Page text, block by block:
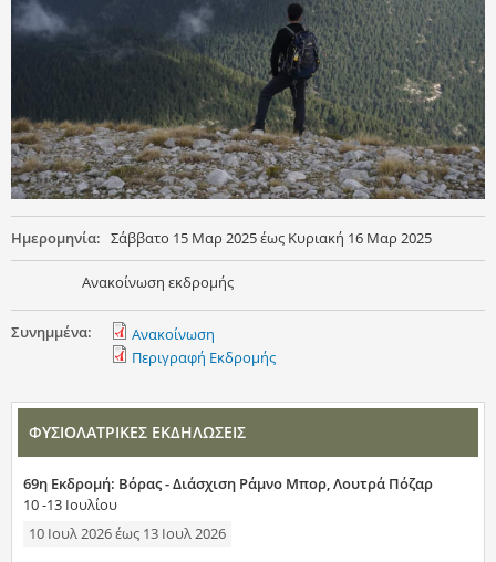
Ημερομηνία: Σάββατο 15 Μαρ 2025έως Κυριακή 16 Μαρ 2025
Ανακοίνωση εκδρομής
Συνημμένα:
Ανακοίνωση
Περιγραφή Εκδρομής
ΦΥΣΙΟΛΑΤΡΙΚΕΣ ΕΚΔΗΛΩΣΕΙΣ
69η Εκδρομή: Βόρας - Διάσχιση Ράμνο Μπορ, Λουτρά Πόζαρ
10 -13 Ιουλίου
10 Ιουλ 2026έως 13 Ιουλ 2026